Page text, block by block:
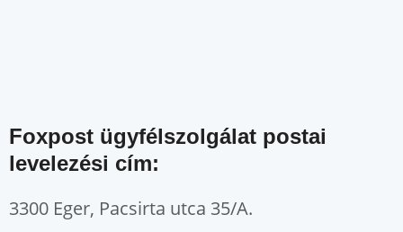
Foxpost ügyfélszolgálat postai
levelezési cím:
3300 Eger, Pacsirta utca 35/A.